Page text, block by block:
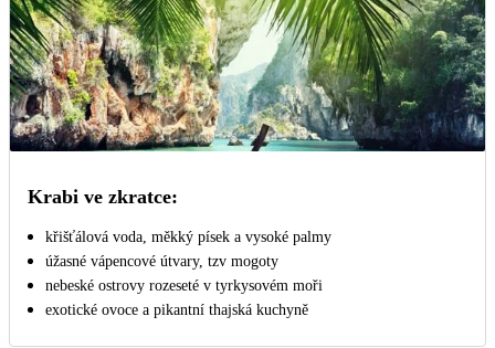
Krabi ve zkratce:
křišťálová voda, měkký písek a vysoké palmy
úžasné vápencové útvary, tzv mogoty
nebeské ostrovy rozeseté v tyrkysovém moři
exotické ovoce a pikantní thajská kuchyně